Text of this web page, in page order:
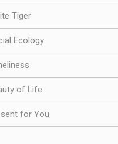
Tiger
Ecology
of Life
for You